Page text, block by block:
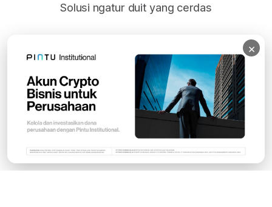
Solusi ngatur duit yang cerdas
Subscribe
×